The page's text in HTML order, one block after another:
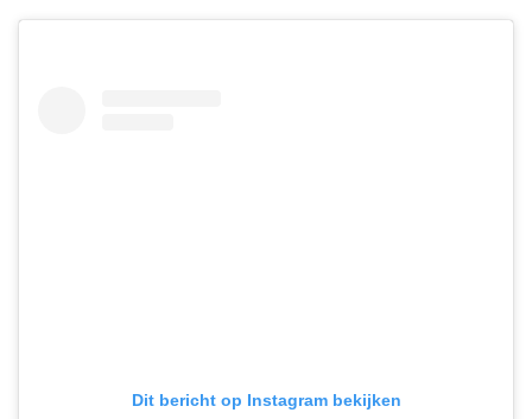
Dit bericht op Instagram bekijken